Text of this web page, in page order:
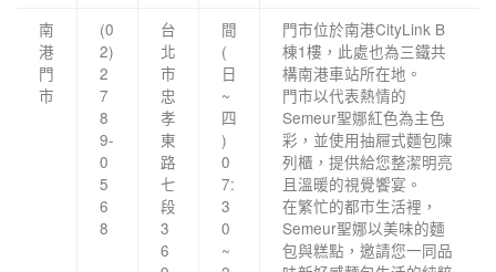
南
港
門
市
(0
2)
2
7
8
9-
0
5
6
8
台
北
市
忠
孝
東
路
七
段
3
6
間
(
日
~
四
)
0
7:
3
0
~
門市位於南港CityLink B
棟1樓，此處也為三鐵共
構南港車站所在地。
門市以代表熱情的
Semeur聖娜紅色為主色
彩，並使用抽屜式麵包陳
列櫃，提供給您整潔明亮
且溫暖的視覺饗宴。
在繁忙的都市生活裡，
Semeur聖娜以美味的麵
包與糕點，邀請您一同品